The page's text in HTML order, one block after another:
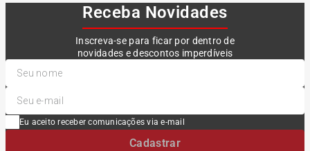
Receba Novidades
Inscreva-se para ficar por dentro de
novidades e descontos imperdíveis
Eu aceito receber comunicações via e-mail
Cadastrar